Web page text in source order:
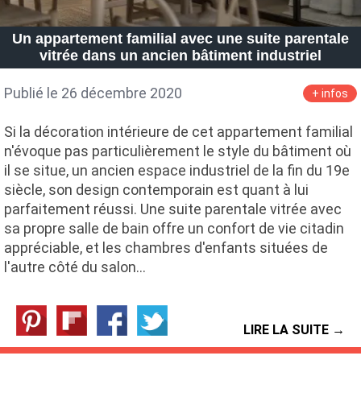
Un appartement familial avec une suite parentale
vitrée dans un ancien bâtiment industriel
Publié le 26 décembre 2020 + infos
Si la décoration intérieure de cet appartement familial
n'évoque pas particulièrement le style du bâtiment où
il se situe, un ancien espace industriel de la fin du 19e
siècle, son design contemporain est quant à lui
parfaitement réussi. Une suite parentale vitrée avec
sa propre salle de bain offre un confort de vie citadin
appréciable, et les chambres d'enfants situées de
l'autre côté du salon…
LIRE LA SUITE →